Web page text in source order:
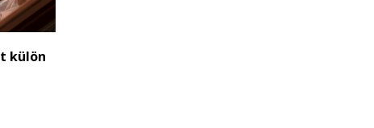
külön